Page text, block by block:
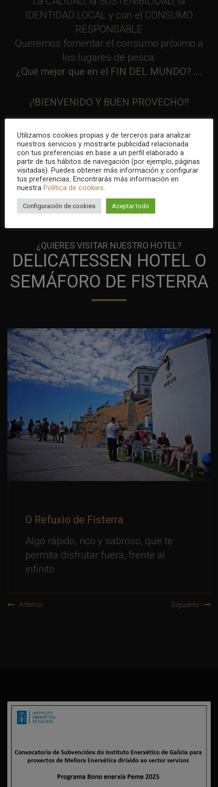
IDENTIDAD LOCAL y con el CONSUMO
RESPONSABLE
Queremos fomentar el consumo próximo a
los lugares de pesca:
¿Qué mejor que en el FIN DEL MUNDO?…..
¡!BIENVENIDO Y BUEN PROVECHO!!
¿QUIERES VISITAR NUESTRO HOTEL?
DELICATESSEN HOTEL O
SEMÁFORO DE FISTERRA
O Refuxio de Fisterra
Algo rápido, rico y sabroso, que te
permita disfrutar fuera, frente al
infinito
Anterior Siguiente
Utilizamos cookies propias y de terceros para analizar
nuestros servicios y mostrarte publicidad relacionada
con tus preferencias en base a un perfil elaborado a
partir de tus hábitos de navegación (por ejemplo, páginas
visitadas). Puedes obtener más información y configurar
tus preferencias. Encontrarás más información en
nuestra Política de cookies.
Configuración de cookies Aceptar todo